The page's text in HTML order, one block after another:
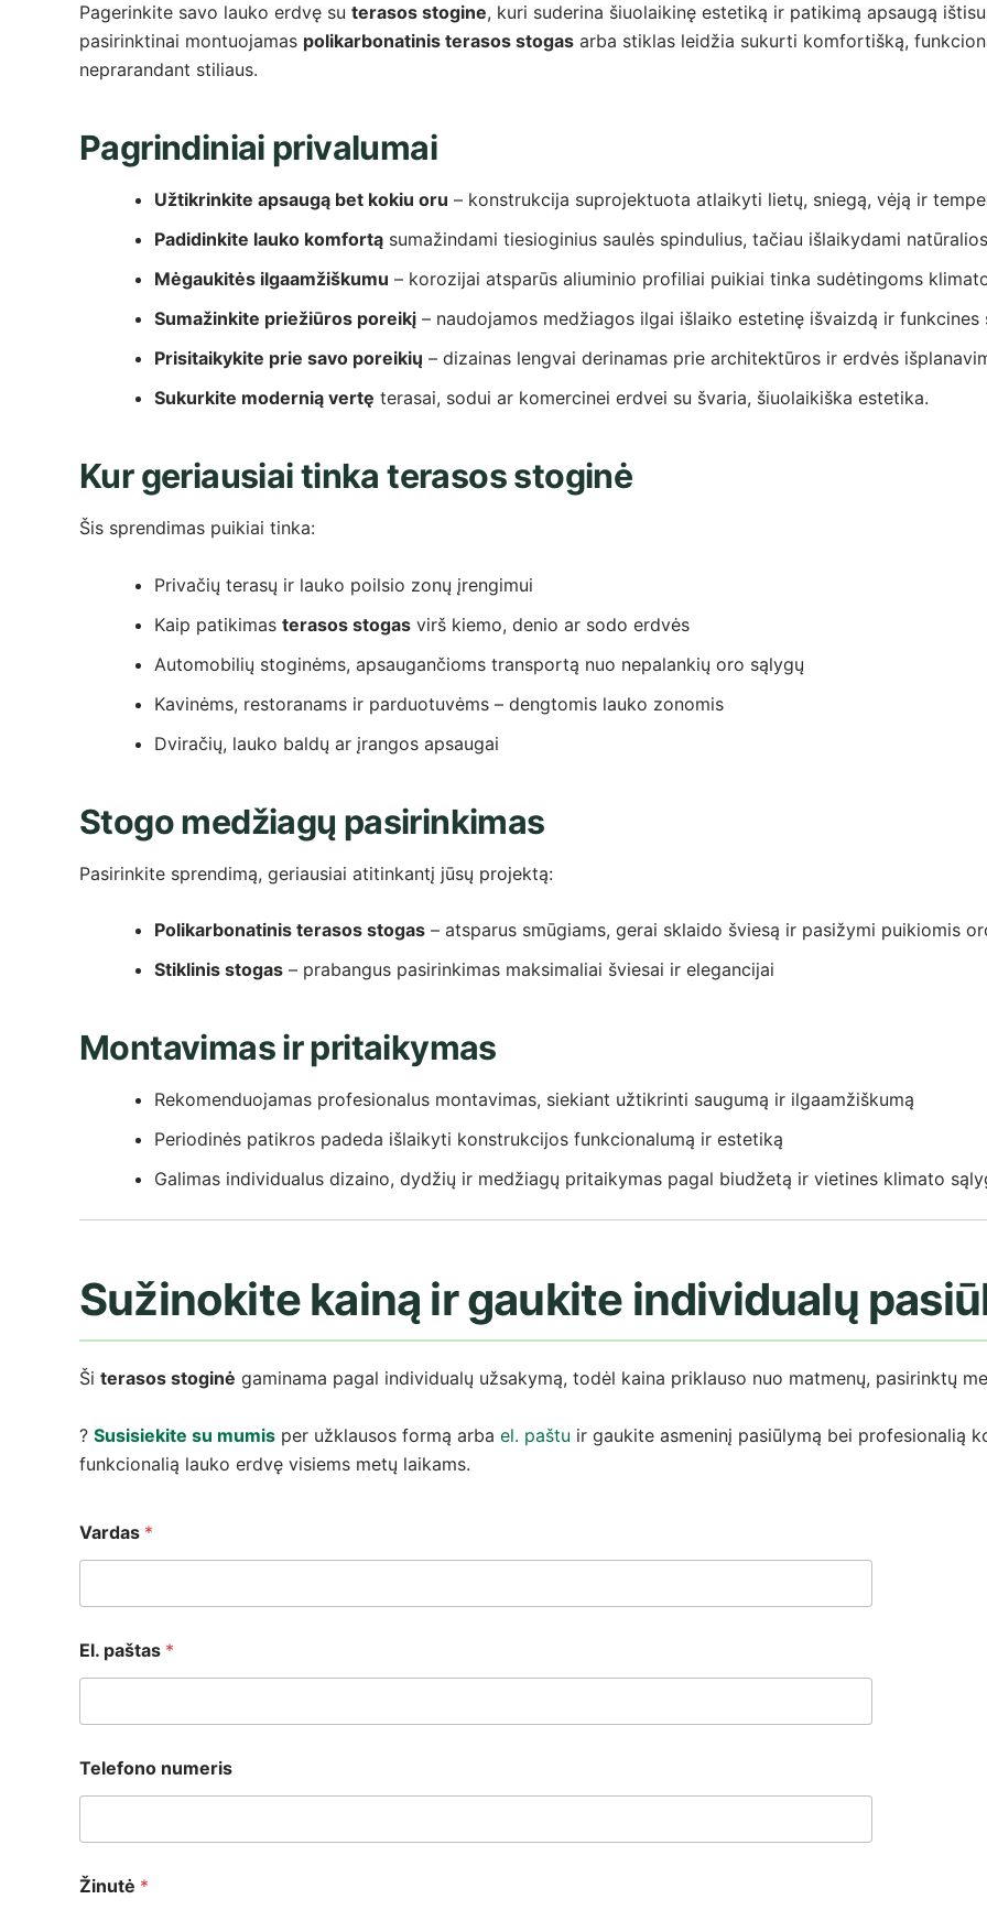
Pagerinkite savo lauko erdvę su terasos stogine, kuri suderina šiuolaikinę estetiką ir patikimą apsaugą
pasirinktinai montuojamas polikarbonatinis terasos stogas arba stiklas leidžia sukurti komfortišką,
neprarandant stiliaus.
Pagrindiniai privalumai
Užtikrinkite apsaugą bet kokiu oru – konstrukcija suprojektuota atlaikyti lietų, sniegą, vėją ir
Padidinkite lauko komfortą sumažindami tiesioginius saulės spindulius, tačiau išlaikydami
Mėgaukitės ilgaamžiškumu – korozijai atsparūs aliuminio profiliai puikiai tinka sudėtingoms
Sumažinkite priežiūros poreikį – naudojamos medžiagos ilgai išlaiko estetinę išvaizdą ir funkcines
Prisitaikykite prie savo poreikių – dizainas lengvai derinamas prie architektūros ir erdvės
Sukurkite modernią vertę terasai, sodui ar komercinei erdvei su švaria, šiuolaikiška estetika.
Kur geriausiai tinka terasos stoginė
Šis sprendimas puikiai tinka:
Privačių terasų ir lauko poilsio zonų įrengimui
Kaip patikimas terasos stogas virš kiemo, denio ar sodo erdvės
Automobilių stoginėms, apsaugančioms transportą nuo nepalankių oro sąlygų
Kavinėms, restoranams ir parduotuvėms – dengtomis lauko zonomis
Dviračių, lauko baldų ar įrangos apsaugai
Stogo medžiagų pasirinkimas
Pasirinkite sprendimą, geriausiai atitinkantį jūsų projektą:
Polikarbonatinis terasos stogas – atsparus smūgiams, gerai sklaido šviesą ir pasižymi puikiomis
Stiklinis stogas – prabangus pasirinkimas maksimaliai šviesai ir elegancijai
Montavimas ir pritaikymas
Rekomenduojamas profesionalus montavimas, siekiant užtikrinti saugumą ir ilgaamžiškumą
Periodinės patikros padeda išlaikyti konstrukcijos funkcionalumą ir estetiką
Galimas individualus dizaino, dydžių ir medžiagų pritaikymas pagal biudžetą ir vietines klimato
Sužinokite kainą ir gaukite individualų
Ši terasos stoginė gaminama pagal individualų užsakymą, todėl kaina priklauso nuo matmenų, pasirinktų
? Susisiekite su mumis per užklausos formą arba el. paštu ir gaukite asmeninį pasiūlymą bei profesionalią
funkcionalią lauko erdvę visiems metų laikams.
Vardas *
El. paštas *
.
e
e
f
Telefono numeris
Žinutė *